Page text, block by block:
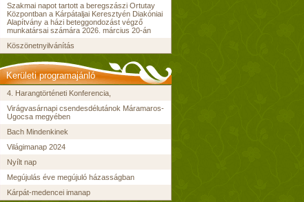
Szakmai napot tartott a beregszászi Ortutay
Központban a Kárpátaljai Keresztyén Diakóniai
Alapítvány a házi beteggondozást végző
munkatársai számára 2026. március 20-án
Köszönetnyilvánítás
Kerületi programajánló
4. Harangtörténeti Konferencia,
Virágvasárnapi csendesdélutánok Máramaros-
Ugocsa megyében
Bach Mindenkinek
Világimanap 2024
Nyílt nap
Megújulás éve megújuló házasságban
Kárpát-medencei imanap